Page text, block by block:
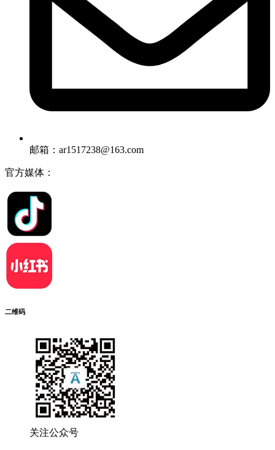
邮箱：ar1517238@163.com
官方媒体：
二维码
关注公众号